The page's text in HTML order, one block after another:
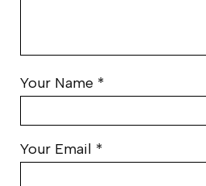
Your Name *
Your Email *